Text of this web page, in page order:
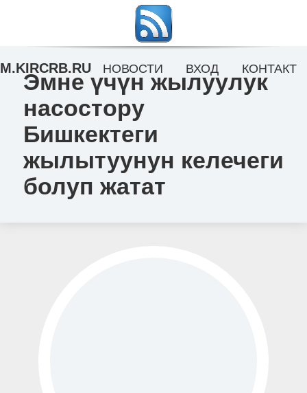
Эмне үчүн жылуулук
насостору
Бишкектеги
жылытуунун келечеги
болуп жатат
M.KIRCRB.RU НОВОСТИ ВХОД КОНТАКТ